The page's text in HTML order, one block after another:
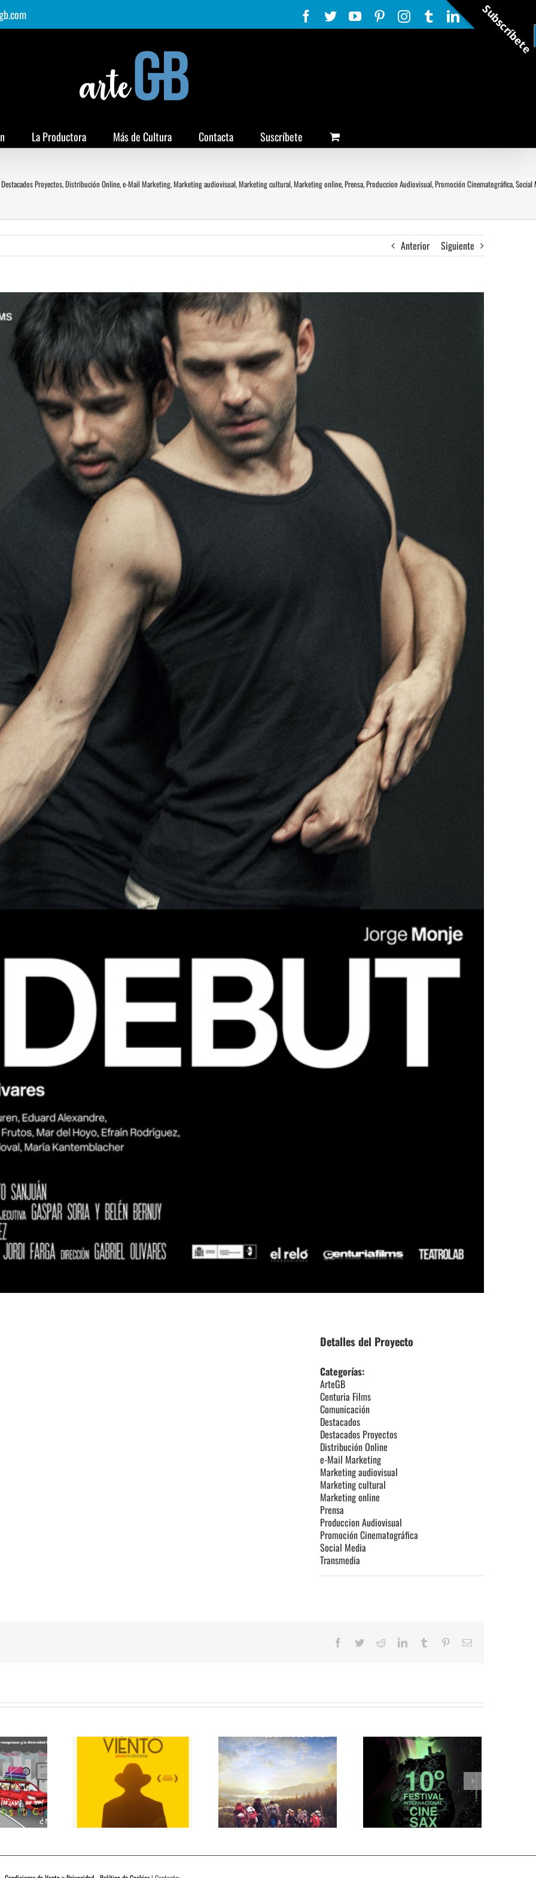
Facebook
TwitterYouTubePinterestInstagram
TumblrLinkedIn
Rss
La Productora Más de Cultura Contacta Suscríbete
Destacados Proyectos,Distribución Online,e-Mail Marketing,Marketing audiovisual,Marketing cultural,Marketing online,Prensa,Produccion Audiovisual,Promoción Cinematográfica,Social
Anterior Siguiente
Detalles del Proyecto
Categorías:
ArteGB
Centuria Films
Comunicación
Destacados
Destacados Proyectos
Distribución Online
e-Mail Marketing
Marketing audiovisual
Marketing cultural
Marketing online
Prensa
Produccion Audiovisual
Promoción Cinematográfica
Social Media
Transmedia
Facebook
TwitterRedditLinkedInTumblr PinterestCorreo
Subscríbete